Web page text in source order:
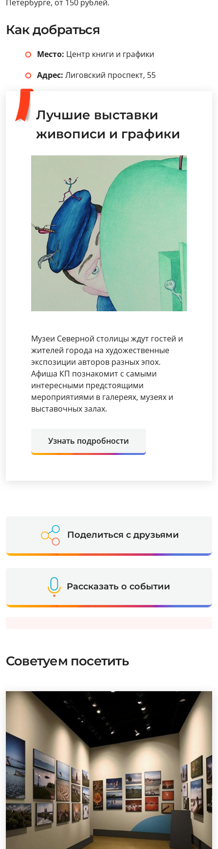
Петербурге, от 150 рублей.
Как добраться
Место: Центр книги и графики
Адрес: Лиговский проспект, 55
Лучшие выставки
живописи и графики
Музеи Северной столицы ждут гостей и
жителей города на художественные
экспозиции авторов разных эпох.
Афиша КП познакомит с самыми
интересными предстоящими
мероприятиями в галереях, музеях и
выставочных залах.
Узнать подробности
Поделиться с друзьями
Рассказать о событии
Советуем посетить